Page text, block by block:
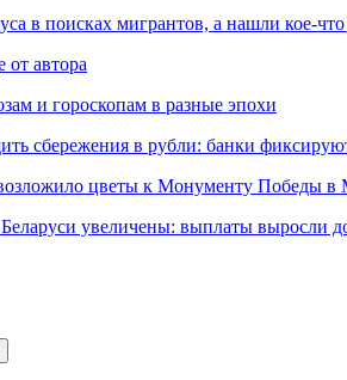
в поисках мигрантов, а нашли кое-
от автора
и гороскопам в разные эпохи
сбережения в рубли: банки
цветы к Монументу Победы в
увеличены: выплаты выросли